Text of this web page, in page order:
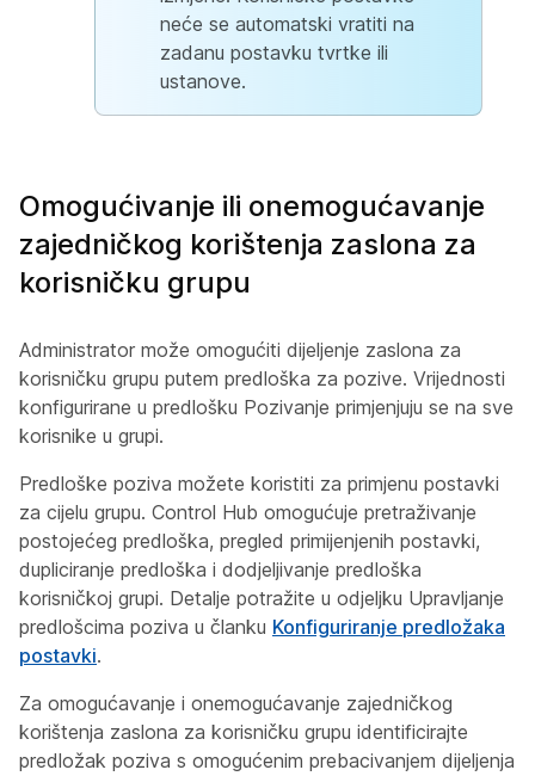
neće se automatski vratiti na
zadanu postavku tvrtke ili
ustanove.
Omogućivanje ili onemogućavanje
zajedničkog korištenja zaslona za
korisničku grupu
Administrator može omogućiti dijeljenje zaslona za
korisničku grupu putem predloška za pozive. Vrijednosti
konfigurirane u predlošku Pozivanje primjenjuju se na sve
korisnike u grupi.
Predloške poziva možete koristiti za primjenu postavki
za cijelu grupu. Control Hub omogućuje pretraživanje
postojećeg predloška, pregled primijenjenih postavki,
dupliciranje predloška i dodjeljivanje predloška
korisničkoj grupi. Detalje potražite u odjeljku Upravljanje
predlošcima poziva u članku Konfiguriranje predložaka
postavki.
Za omogućavanje i onemogućavanje zajedničkog
korištenja zaslona za korisničku grupu identificirajte
predložak poziva s omogućenim prebacivanjem dijeljenja